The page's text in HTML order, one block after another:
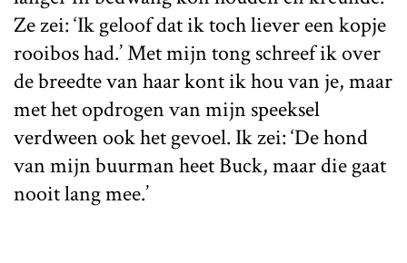
Ze zei: ‘Ik geloof dat ik toch liever een kopje
rooibos had.’ Met mijn tong schreef ik over
de breedte van haar kont ik hou van je, maar
met het opdrogen van mijn speeksel
verdween ook het gevoel. Ik zei: ‘De hond
van mijn buurman heet Buck, maar die gaat
nooit lang mee.’